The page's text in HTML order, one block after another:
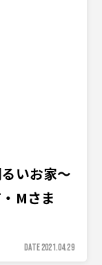
いお家〜
Mさま
DATE 2021.04.29